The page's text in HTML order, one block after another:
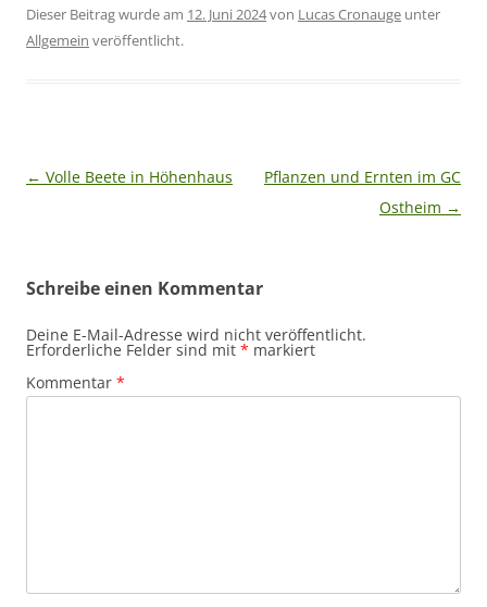
Dieser Beitrag wurde am 12. Juni 2024von Lucas Cronauge unter
Allgemein veröffentlicht.
Beitragsnavigation
← Volle Beete in Höhenhaus
Pflanzen und Ernten im GC
Ostheim →
Schreibe einen Kommentar
Deine E-Mail-Adresse wird nicht veröffentlicht.
Erforderliche Felder sind mit * markiert
Kommentar *